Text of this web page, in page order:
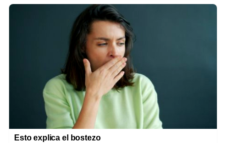
Esto explica el bostezo